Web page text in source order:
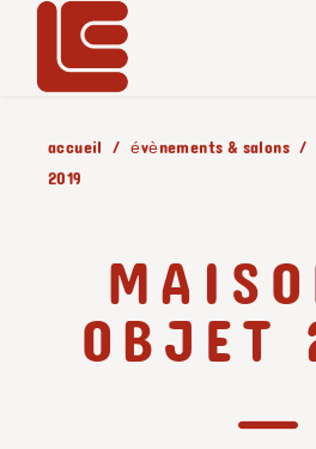
accueil évènements & salons
2019
OBJET